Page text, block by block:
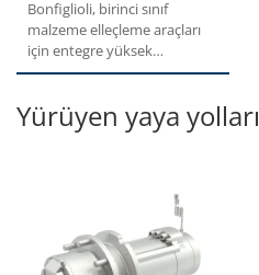
Bonfiglioli, birinci sınıf
malzeme elleçleme araçları
için entegre yüksek
performanslı elektrik...
Yürüyen yaya yolları